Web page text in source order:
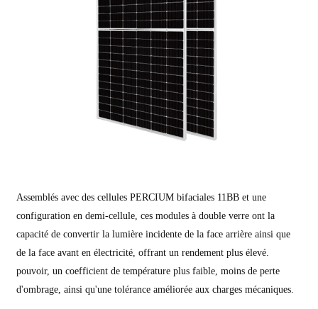
Assemblés avec des cellules PERCIUM bifaciales 11BB et une
configuration en demi-cellule, ces modules à double verre ont la
capacité de convertir la lumière incidente de la face arrière ainsi que
de la face avant en électricité, offrant un rendement plus élevé.
pouvoir, un coefficient de température plus faible, moins de perte
d'ombrage, ainsi qu'une tolérance améliorée aux charges mécaniques.